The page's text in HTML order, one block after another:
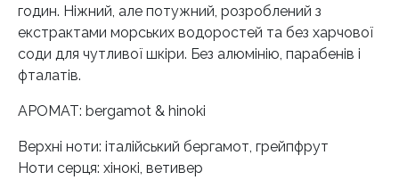
годин. Ніжний, але потужний, розроблений з
екстрактами морських водоростей та без харчової
соди для чутливої ​​шкіри. Без алюмінію, парабенів і
фталатів.
АРОМАТ: bergamot & hinoki
Верхні ноти: італійський бергамот, грейпфрут
Ноти серця: хінокі, ветивер